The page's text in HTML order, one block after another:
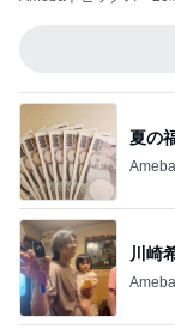
夏の
川崎